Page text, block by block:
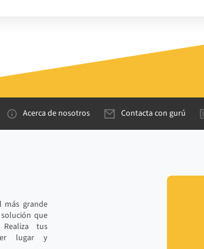
Acerca de nosotros Contacta con gurú
más grande
que
tus
lugar y